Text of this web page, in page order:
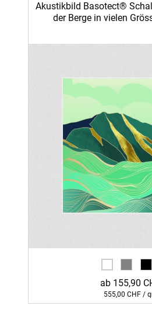
Akustikbild Basotect®
der Berge in vielen
ab 155,90
555,00 CHF /